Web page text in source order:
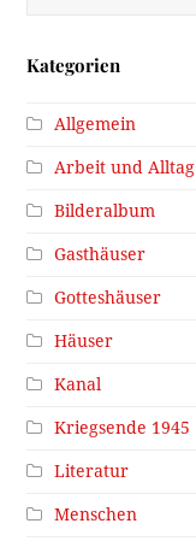
Kategorien
Allgemein
Arbeit und Alltag
Bilderalbum
Gasthäuser
Gotteshäuser
Häuser
Kanal
Kriegsende 1945
Literatur
Menschen